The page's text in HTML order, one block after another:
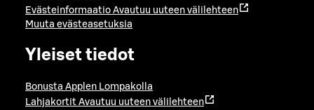
Evästeinformaatio Avautuu uuteen välilehteen
Muuta evästeasetuksia
Yleiset tiedot
Bonusta Applen Lompakolla
Lahjakortit Avautuu uuteen välilehteen